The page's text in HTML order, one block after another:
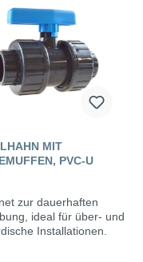
Anwendung
im
und beugt
vor.
-5°C
MIT
PVC-U
zur dauerhaften
ideal für über- und
Installationen.